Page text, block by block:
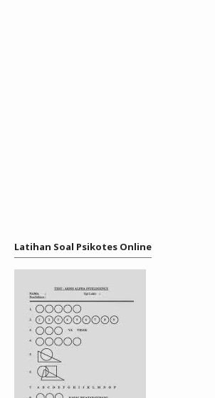
Latihan Soal Psikotes Online